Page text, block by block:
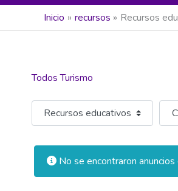
Inicio recursos Recursos
Todos Turismo
Seleccionar el formulario de
No se encontraron